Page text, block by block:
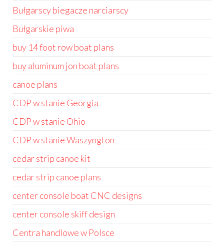
Bułgarscy biegacze narciarscy
Bułgarskie piwa
buy 14 foot row boat plans
buy aluminum jon boat plans
canoe plans
CDP w stanie Georgia
CDP w stanie Ohio
CDP w stanie Waszyngton
cedar strip canoe kit
cedar strip canoe plans
center console boat CNC designs
center console skiff design
Centra handlowe w Polsce